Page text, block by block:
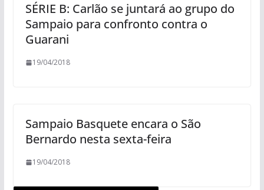
SÉRIE B: Carlão se juntará ao grupo do
Sampaio para confronto contra o
Guarani
19/04/2018
Sampaio Basquete encara o São
Bernardo nesta sexta-feira
19/04/2018